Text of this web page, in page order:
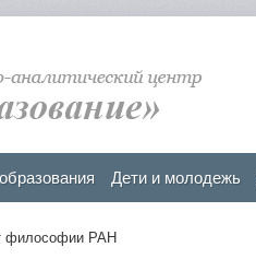
Дети и молодежь
философии РАН